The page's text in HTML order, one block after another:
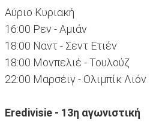
Αύριο Κυριακή
16:00 Ρεν - Αμιάν
18:00 Ναντ - Σεντ Ετιέν
18:00 Μονπελιέ - Τουλούζ
22:00 Μαρσέιγ - Ολιμπίκ Λιόν
Eredivisie - 13η αγωνιστική